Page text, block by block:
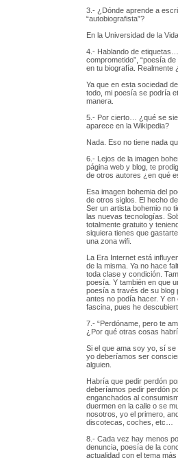
3.- ¿Dónde aprende a
“autobiografista”?
En la Universidad de la
4.- Hablando de etiquetas…
comprometido”, “poesía
en tu biografía. Realmente
Ya que en esta sociedad
todo, mi poesía se podría
manera.
5.- Por cierto… ¿qué se
aparece en la Wikipedia?
Nada. Eso no tiene nada
6.- Lejos de la imagen
página web y blog, te
de otros autores ¿en qué
Esa imagen bohemia del
de otros siglos. El hecho
Ser un artista bohemio no
las nuevas tecnologías.
totalmente gratuito y
siquiera tienes que
una zona wifi.
La Era Internet está
de la misma. Ya no hace
toda clase y condición.
poesía. Y también en que
poesía a través de su blog
antes no podía hacer. Y
fascina, pues he
7.- “Perdóname, pero te
¿Por qué otras cosas
Si el que ama soy yo, sí
yo deberíamos ser
alguien.
Habría que pedir perdón
deberíamos pedir perdón
enganchados al
duermen en la calle o se
nosotros, yo el primero,
discotecas, coches, etc…
8.- Cada vez hay menos
denuncia, poesía de la
actualidad con el tema